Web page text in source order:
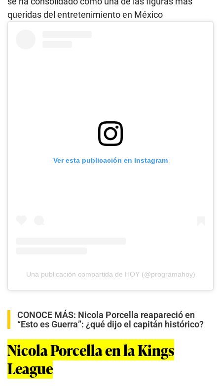
queridas del entretenimiento en México
Ver esta publicación en Instagram
Una publicación compartida de HOY (@programahoy)
CONOCE MÁS: Nicola Porcella reapareció en
“Esto es Guerra”: ¿qué dijo el capitán histórico?
Nicola Porcella en la Kings
League